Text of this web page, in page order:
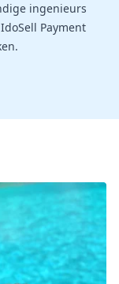
ingenieurs
Payment